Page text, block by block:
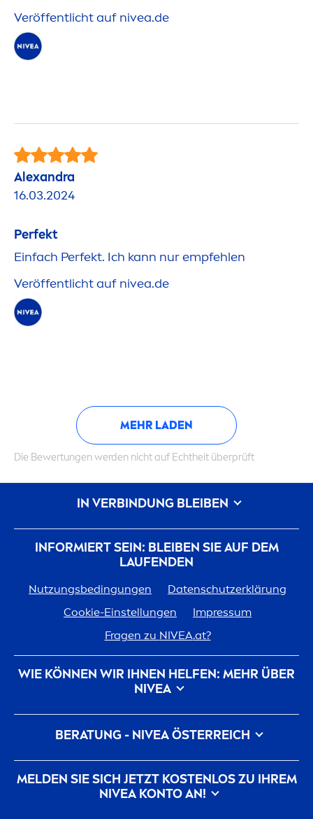
Veröffentlicht auf nivea.de
Alexandra
16.03.2024
Perfekt
Einfach Perfekt. Ich kann nur empfehlen
Veröffentlicht auf nivea.de
MEHR LADEN
Die Bewertungen werden nicht auf Echtheit überprüft
INFORMIERT SEIN: BLEIBEN SIE AUF DEM
LAUFENDEN
Nutzungsbedingungen
Datenschutzerklärung
Cookie-Einstellungen
Impressum
Fragen zu NIVEA.at?
WIE KÖNNEN WIR IHNEN HELFEN: MEHR ÜBER
NIVEA
Marken-Geschichte FürNIVEAarbeiten
Nachhaltigkeit beiNIVEA Kontakt
BERATUNG - NIVEAÖSTERREICH
Pickel auf der Wange
Pickel am Rücken
Hyaluronsäure für die Haut
MELDEN SIE SICH JETZT KOSTENLOS ZU IHREM
NIVEAKONTO AN!
IN VERBINDUNG BLEIBEN